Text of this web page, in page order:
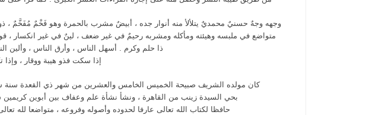
وجهه وجهٌ حسنيٌ محمديٌ يتلألأ منه أنوار جده ، أبيضٌ مشرب بالحمرة وهو فَخْمٌ مُفَخَّمٌ ، ذو
متواضع في ملبسه وهيئته ومأكله ومشربه رحيمٌ في غير ضعف ، لينٌ في غير انكسار
ذا حلم وكرم . أسهل الناس ، وأرق الناس ، وألين
إذا سكت فذو هيبة ووقار ،
كان مولده الشريف صبيحة الخميس الخامس والعشرين من شهر ذي القعدة سنة
بحي السيدة زينب من القاهرة ، ونشأ نشأة علم وعفاف بين أبوين كريمين
حافظا لكتاب الله تعالى عارفا لحدوده وأصوله وفروعه ، متواضعا لله